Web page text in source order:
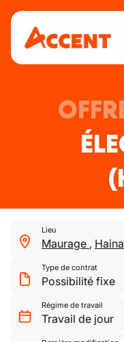
Lieu
Maurage ,
Type de contrat
Possibilité fixe
Régime de travail
Travail de jour